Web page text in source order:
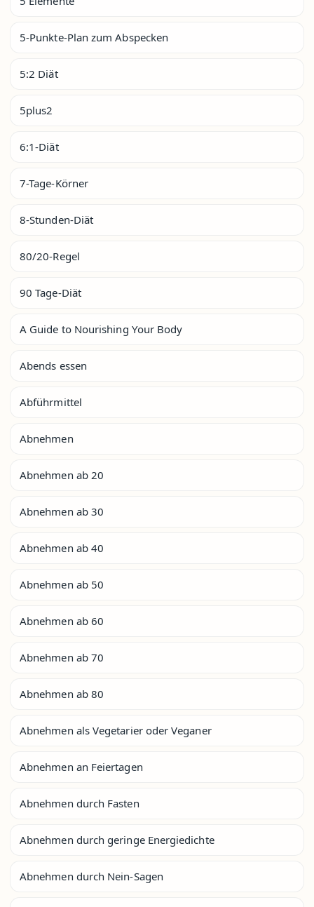
5-Punkte-Plan zum Abspecken
5:2 Diät
5plus2
6:1-Diät
7-Tage-Körner
8-Stunden-Diät
80/20-Regel
90 Tage-Diät
A Guide to Nourishing Your Body
Abends essen
Abführmittel
Abnehmen
Abnehmen ab 20
Abnehmen ab 30
Abnehmen ab 40
Abnehmen ab 50
Abnehmen ab 60
Abnehmen ab 70
Abnehmen ab 80
Abnehmen als Vegetarier oder Veganer
Abnehmen an Feiertagen
Abnehmen durch Fasten
Abnehmen durch geringe Energiedichte
Abnehmen durch Nein-Sagen